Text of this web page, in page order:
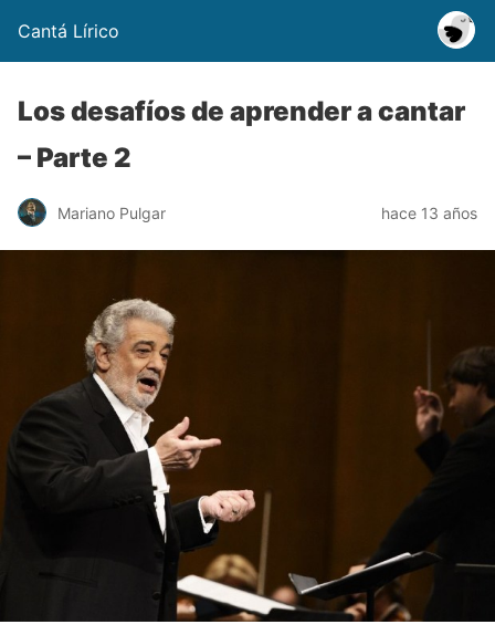
Cantá Lírico
Los desafíos de aprender a cantar
– Parte 2
Mariano Pulgar hace 13 años